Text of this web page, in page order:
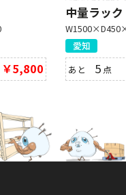
￥5,800
中量ラック
愛知
あと 5 点